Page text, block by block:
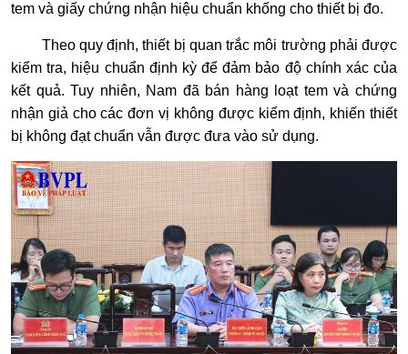
tem và giấy chứng nhận hiệu chuẩn khống cho thiết bị đo.
Theo quy định, thiết bị quan trắc môi trường phải được
kiểm tra, hiệu chuẩn định kỳ để đảm bảo độ chính xác của
kết quả. Tuy nhiên, Nam đã bán hàng loạt tem và chứng
nhận giả cho các đơn vị không được kiểm định, khiến thiết
bị không đạt chuẩn vẫn được đưa vào sử dụng.